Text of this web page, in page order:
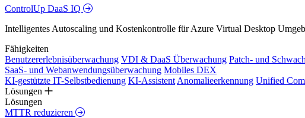
ControlUp DaaS IQ
Intelligentes Autoscaling und Kostenkontrolle für Azure Virtual Desktop
Fähigkeiten
Benutzererlebnisüberwachung VDI & DaaS Überwachung Patch- und
SaaS- und Webanwendungsüberwachung Mobiles DEX
KI-gestützte IT-Selbstbedienung KI-Assistent Anomalieerkennung Unified
Lösungen
Lösungen
MTTR reduzieren